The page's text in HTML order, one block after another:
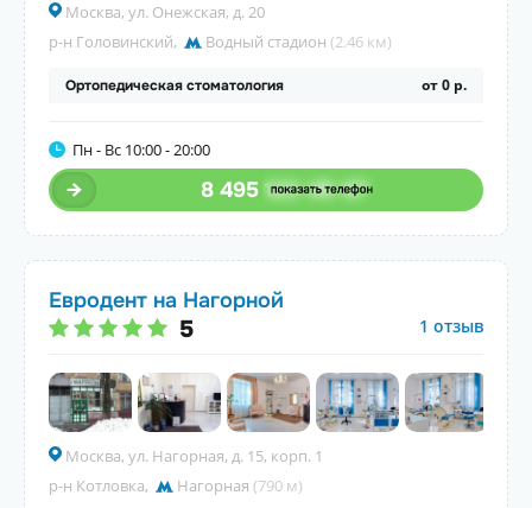
Москва, ул. Онежская, д. 20
р-н Головинский, Водный стадион (2.46 км)
Ортопедическая стоматология от 0 р.
Пн - Вс 10:00 - 20:00
8 495 123-45-67
Евродент на Нагорной
5 1 отзыв
Москва, ул. Нагорная, д. 15, корп. 1
р-н Котловка, Нагорная (790 м)